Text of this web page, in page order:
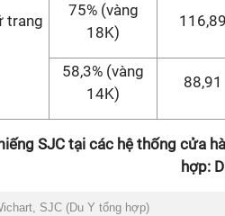
trang
75% (vàng
18K)
116,89
58,3% (vàng
14K)
88,91
SJC tại các hệ thống cửa
hợp:
SJC (Du Y tổng hợp)